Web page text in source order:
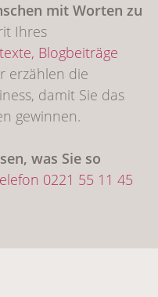
mit Worten zu
Ihres
Blogbeiträge
erzählen die
damit Sie das
gewinnen.
was Sie so
0221 55 11 45